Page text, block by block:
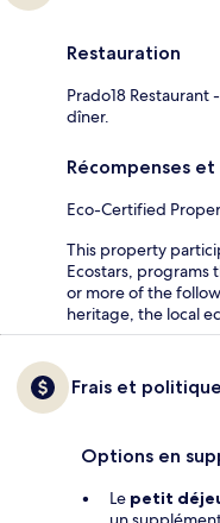
Restauration
Prado18
dîner.
Récompenses
Eco-Certified
This property
Ecostars, programs
or more of the
heritage, the local
Frais et
Options en
Le petit